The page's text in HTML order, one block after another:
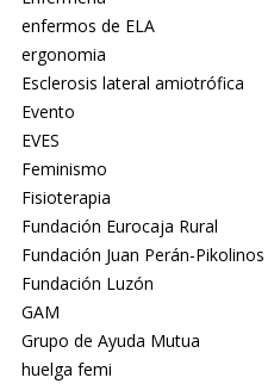
enfermos de ELA
ergonomia
Esclerosis lateral amiotrófica
Evento
EVES
Feminismo
Fisioterapia
Fundación Eurocaja Rural
Fundación Juan Perán-Pikolinos
Fundación Luzón
GAM
Grupo de Ayuda Mutua
huelga femi